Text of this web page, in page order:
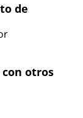
de
otros